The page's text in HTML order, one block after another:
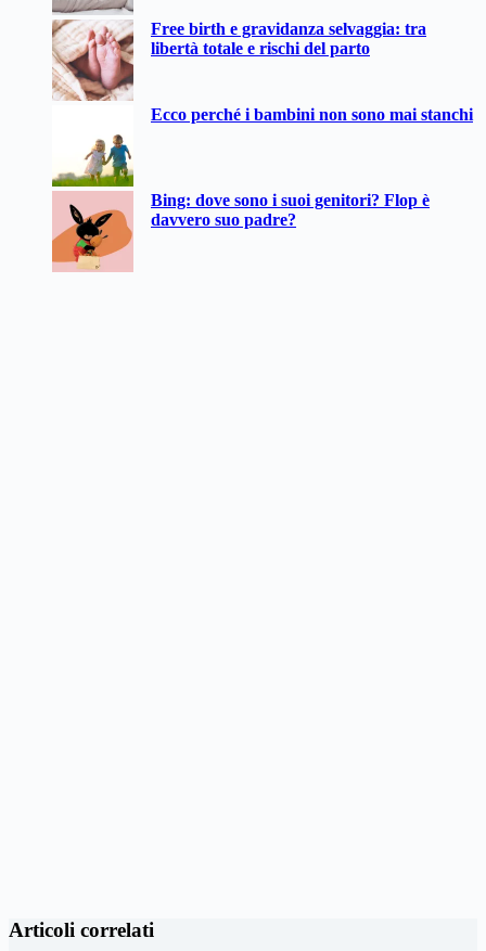
Free birth e gravidanza selvaggia: tra
libertà totale e rischi del parto
Ecco perché i bambini non sono mai stanchi
Bing: dove sono i suoi genitori? Flop è
davvero suo padre?
Articoli correlati